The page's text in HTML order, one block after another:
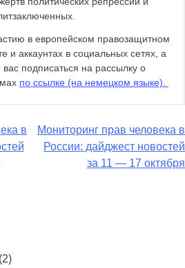
в европейском правозащитном
и аккаунтах в социальных сетях, а
подписаться на рассылку о
по ссылке (на немецком языке).
в
Мониторинг прав человека в
России: дайджест новостей
за 11 — 17 октября
(2)